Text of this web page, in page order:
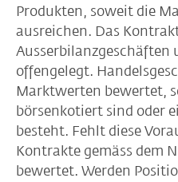
Produkten, soweit die
ausreichen. Das
Ausserbilanzgeschäften
offengelegt.
Marktwerten bewertet,
börsenkotiert sind oder
besteht. Fehlt diese
Kontrakte gemäss dem
bewertet. Werden